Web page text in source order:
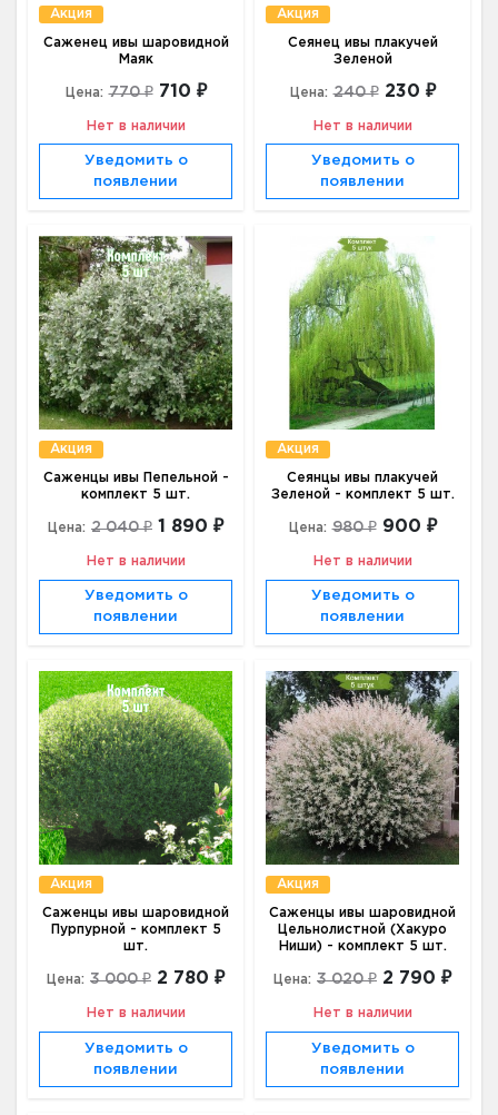
Акция
Саженец ивы шаровидной
Маяк
Цена: 770 ₽ 710 ₽
Нет в наличии
Уведомить о
появлении
Акция
Сеянец ивы плакучей
Зеленой
Цена: 240 ₽ 230 ₽
Нет в наличии
Уведомить о
появлении
Акция
Саженцы ивы Пепельной -
комплект 5 шт.
Цена: 2 040 ₽ 1 890 ₽
Нет в наличии
Уведомить о
появлении
Акция
Сеянцы ивы плакучей
Зеленой - комплект 5 шт.
Цена: 980 ₽ 900 ₽
Нет в наличии
Уведомить о
появлении
Акция
Саженцы ивы шаровидной
Пурпурной - комплект 5
шт.
Цена: 3 000 ₽ 2 780 ₽
Нет в наличии
Уведомить о
появлении
Акция
Саженцы ивы шаровидной
Цельнолистной (Хакуро
Ниши) - комплект 5 шт.
Цена: 3 020 ₽ 2 790 ₽
Нет в наличии
Уведомить о
появлении